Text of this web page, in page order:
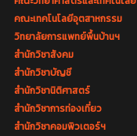
คณะเทคโนโลยีอุตสาหกรรม
วิทยาลัยการแพทย์พื้นบ้านฯ
สำนักวิชาสังคม
สำนักวิชาบัญชี
สำนักวิชานิติศาสตร์
สำนักวิชาการท่องเที่ยว
สำนักวิชาคอมพิวเตอร์ฯ